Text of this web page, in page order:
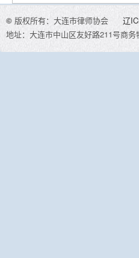
© 版权所有：大连市律师协会 辽
地址：大连市中山区友好路211号商务